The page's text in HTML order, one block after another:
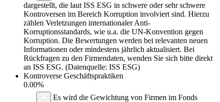
dargestellt, die laut ISS ESG in schwere oder sehr schwere
Kontroversen im Bereich Korruption involviert sind. Hierzu
zählen Verletzungen internationaler Anti-
Korruptionsstandards, wie u.a. die UN-Konvention gegen
Korruption. Die Bewertungen werden bei relevanten neuen
Informationen oder mindestens jährlich aktualisiert. Bei
Rückfragen zu den Firmendaten, wenden Sie sich bitte direkt
an ISS ESG. (Datenquelle: ISS ESG)
Kontroverse Geschäftspraktiken
0.00%
Es wird die Gewichtung von Firmen im Fonds